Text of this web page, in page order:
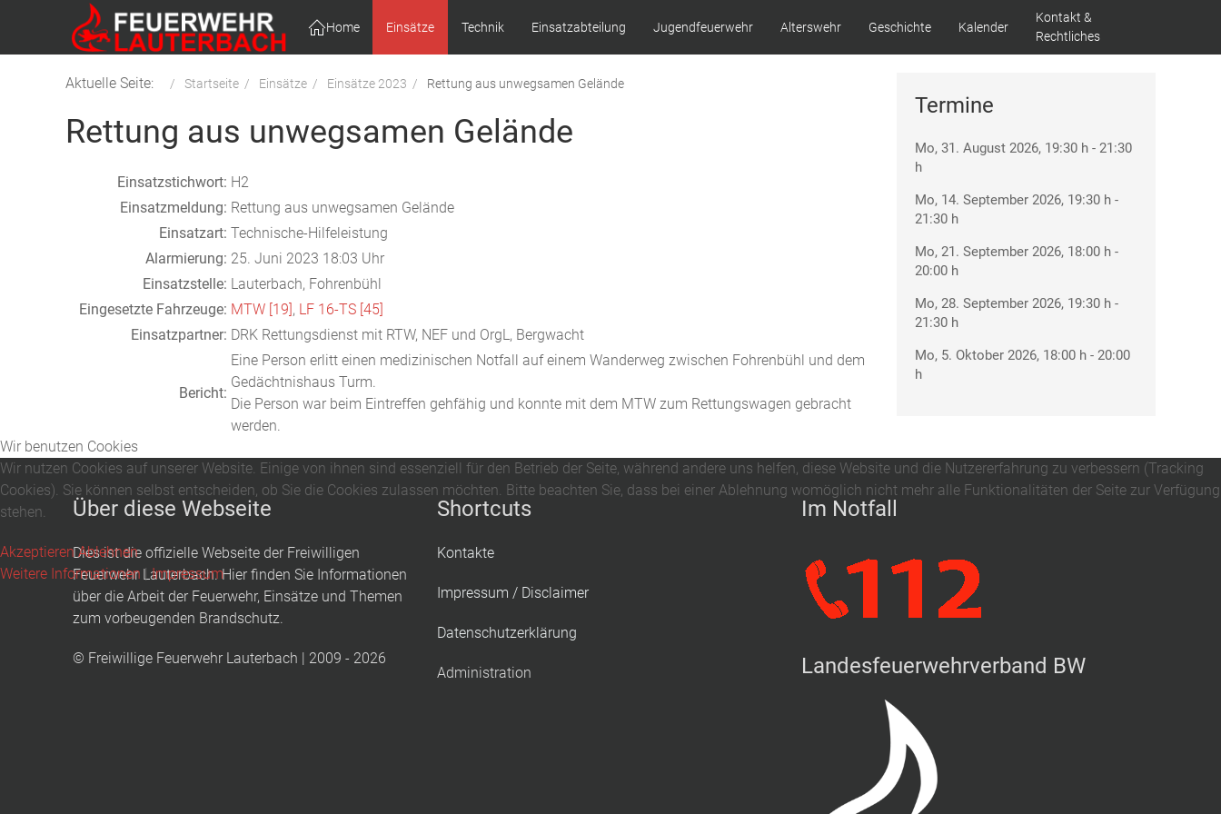
Home Einsätze Technik Einsatzabteilung Jugendfeuerwehr Alterswehr Geschichte Kalender
Kontakt &
Rechtliches
Aktuelle Seite: Startseite Einsätze Einsätze 2023 Rettung aus unwegsamen Gelände
Rettung aus unwegsamen Gelände
Einsatzstichwort: H2
Einsatzmeldung: Rettung aus unwegsamen Gelände
Einsatzart: Technische-Hilfeleistung
Alarmierung: 25. Juni 2023 18:03 Uhr
Einsatzstelle: Lauterbach, Fohrenbühl
Eingesetzte Fahrzeuge: MTW [19], LF 16-TS [45]
Einsatzpartner: DRK Rettungsdienst mit RTW, NEF und OrgL, Bergwacht
Bericht:
Eine Person erlitt einen medizinischen Notfall auf einem Wanderweg zwischen Fohrenbühl und dem
Gedächtnishaus Turm.
Die Person war beim Eintreffen gehfähig und konnte mit dem MTW zum Rettungswagen gebracht
werden.
Termine
Mo, 31. August 2026, 19:30 h - 21:30
h
Mo, 14. September 2026, 19:30 h -
21:30 h
Mo, 21. September 2026, 18:00 h -
20:00 h
Mo, 28. September 2026, 19:30 h -
21:30 h
Mo, 5. Oktober 2026, 18:00 h - 20:00
h
Über diese Webseite
Dies ist die offizielle Webseite der Freiwilligen
Feuerwehr Lauterbach. Hier finden Sie Informationen
über die Arbeit der Feuerwehr, Einsätze und Themen
zum vorbeugenden Brandschutz.
© Freiwillige Feuerwehr Lauterbach | 2009 - 2026
Shortcuts
Kontakte
Impressum / Disclaimer
Datenschutzerklärung
Administration
Im Notfall
Landesfeuerwehrverband BW
Wir benutzen Cookies
Wir nutzen Cookies auf unserer Website. Einige von ihnen sind essenziell für den Betrieb der Seite, während andere uns helfen, diese Website und die Nutzererfahrung zu verbessern (Tracking
Cookies). Sie können selbst entscheiden, ob Sie die Cookies zulassen möchten. Bitte beachten Sie, dass bei einer Ablehnung womöglich nicht mehr alle Funktionalitäten der Seite zur Verfügung
stehen.
Akzeptieren Ablehnen
Weitere Informationen |Impressum